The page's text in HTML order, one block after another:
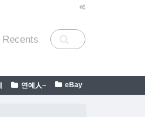
Recents
연예人~ eBay